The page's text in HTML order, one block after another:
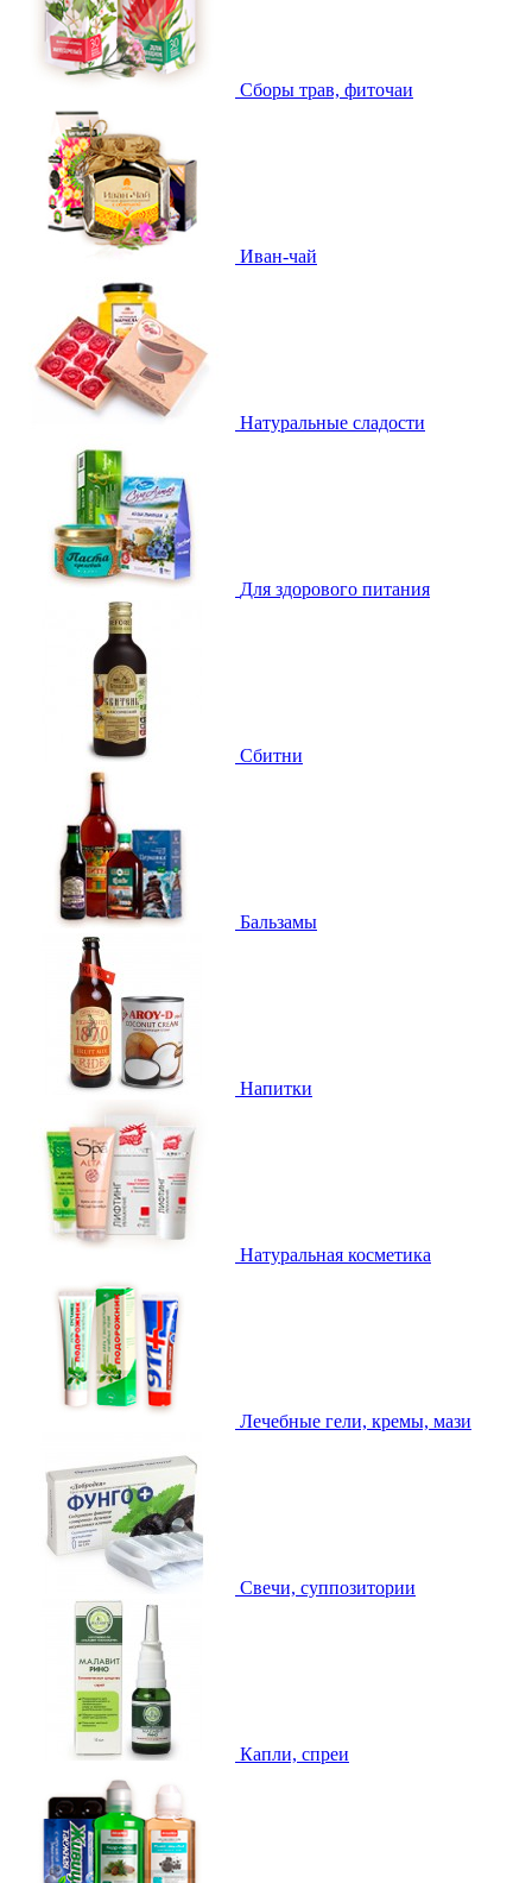
Сборы трав, фиточаи
Иван-чай
Натуральные сладости
Для здорового питания
Сбитни
Бальзамы
Напитки
Натуральная косметика
Лечебные гели, кремы, мази
Свечи, суппозитории
Капли, спреи